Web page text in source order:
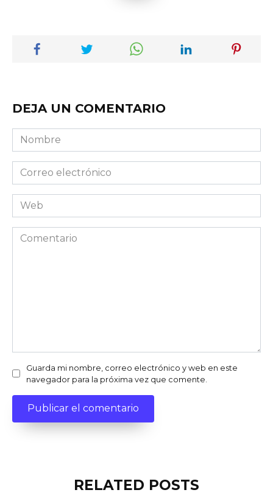
DEJA UN COMENTARIO
Nombre
Correo
electrónico
Web
Comentario
Guarda mi nombre, correo electrónico y web en este
navegador para la próxima vez que comente.
RELATED POSTS